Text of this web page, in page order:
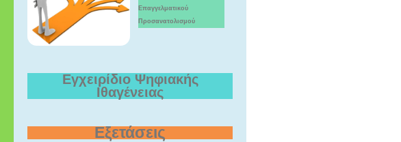
Επαγγελματικού
Προσανατολισμού
Εγχειρίδιο Ψηφιακής
Ιθαγένειας
Εξετάσεις